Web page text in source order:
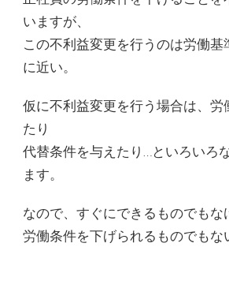
いますが、
この不利益変更を行うのは労働基
に近い。
仮に不利益変更を行う場合は、労
たり
代替条件を与えたり…といろいろ
ます。
なので、すぐにできるものでもな
労働条件を下げられるものでもな